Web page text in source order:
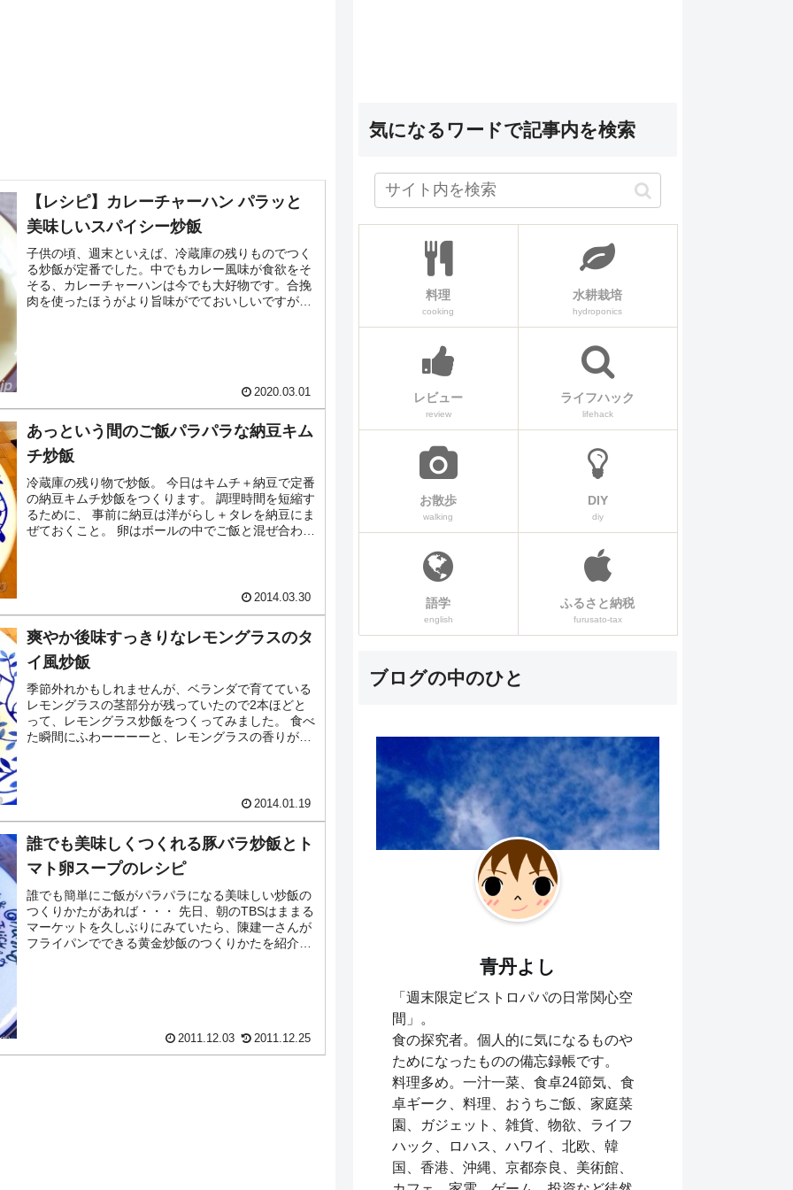
【レシピ】カレーチャーハン パラッと
美味しいスパイシー炒飯
子供の頃、週末といえば、冷蔵庫の残りものでつく
る炒飯が定番でした。中でもカレー風味が食欲をそ
そる、カレーチャーハンは今でも大好物です。合挽
肉を使ったほうがより旨味がでておいしいですが、
2020.03.01
あっという間のご飯パラパラな納豆キム
チ炒飯
冷蔵庫の残り物で炒飯。 今日はキムチ＋納豆で定番
の納豆キムチ炒飯をつくります。 調理時間を短縮す
るために、 事前に納豆は洋がらし＋タレを納豆にま
ぜておくこと。 卵はボールの中でご飯と混ぜ合わせ
2014.03.30
爽やか後味すっきりなレモングラスのタ
イ風炒飯
季節外れかもしれませんが、ベランダで育てている
レモングラスの茎部分が残っていたので2本ほどと
って、レモングラス炒飯をつくってみました。 食べ
た瞬間にふわーーーーと、レモングラスの香りが漂
2014.01.19
誰でも美味しくつくれる豚バラ炒飯とト
マト卵スープのレシピ
誰でも簡単にご飯がパラパラになる美味しい炒飯の
つくりかたがあれば・・・ 先日、朝のTBSはままる
マーケットを久しぶりにみていたら、陳建一さんが
フライパンでできる黄金炒飯のつくりかたを紹介さ
2011.12.03 2011.12.25
気になるワードで記事内を検索
料理
cooking
水耕栽培
hydroponics
レビュー
review
ライフハック
lifehack
お散歩
walking
DIY
diy
語学
english
ふるさと納税
furusato-tax
ブログの中のひと
青丹よし
「週末限定ビストロパパの日常関心空
間」。
食の探究者。個人的に気になるものや
ためになったものの備忘録帳です。
料理多め。一汁一菜、食卓24節気、食
卓ギーク、料理、おうちご飯、家庭菜
園、ガジェット、雑貨、物欲、ライフ
ハック、ロハス、ハワイ、北欧、韓
国、香港、沖縄、京都奈良、美術館、